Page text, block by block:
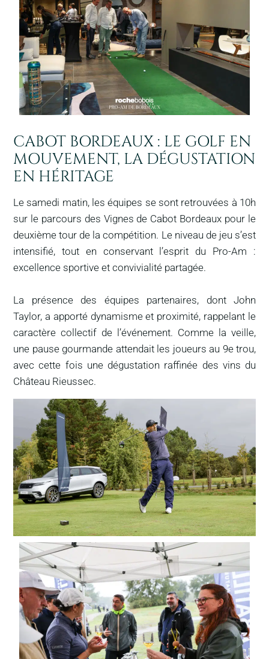
CABOT BORDEAUX : LE GOLF EN
MOUVEMENT, LA DÉGUSTATION
EN HÉRITAGE
Le samedi matin, les équipes se sont retrouvées à 10h
sur le parcours des Vignes de Cabot Bordeaux pour le
deuxième tour de la compétition. Le niveau de jeu s’est
intensifié, tout en conservant l’esprit du Pro-Am :
excellence sportive et convivialité partagée.
La présence des équipes partenaires, dont John
Taylor, a apporté dynamisme et proximité, rappelant le
caractère collectif de l’événement. Comme la veille,
une pause gourmande attendait les joueurs au 9e trou,
avec cette fois une dégustation raffinée des vins du
Château Rieussec.